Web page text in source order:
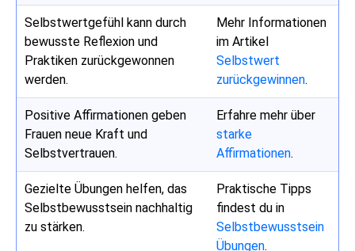
Selbstwertgefühl kann durch
bewusste Reflexion und
Praktiken zurückgewonnen
werden.
Mehr Informationen
im Artikel
Selbstwert
zurückgewinnen.
Positive Affirmationen geben
Frauen neue Kraft und
Selbstvertrauen.
Erfahre mehr über
starke
Affirmationen.
Gezielte Übungen helfen, das
Selbstbewusstsein nachhaltig
zu stärken.
Praktische Tipps
findest du in
Selbstbewusstsein
Übungen.